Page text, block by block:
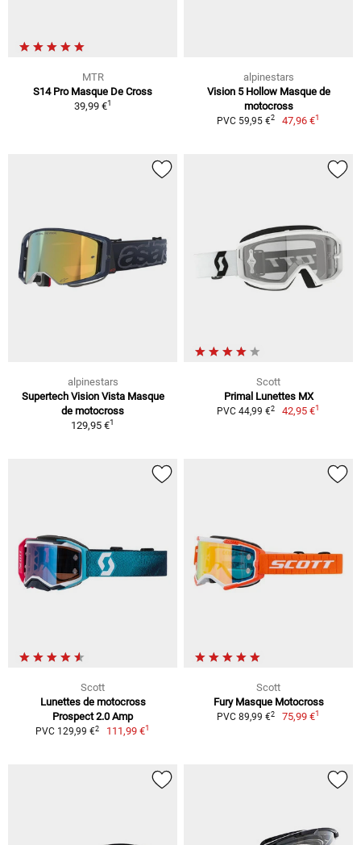
MTR
S14 Pro Masque De Cross
39,99 €1
alpinestars
Vision 5 Hollow Masque de
motocross
PVC 59,95 €2 47,96 €1
alpinestars
Supertech Vision Vista Masque
de motocross
129,95 €1
Scott
Primal Lunettes MX
PVC 44,99 €2 42,95 €1
Scott
Lunettes de motocross
Prospect 2.0 Amp
PVC 129,99 €2 111,99 €1
Scott
Fury Masque Motocross
PVC 89,99 €2 75,99 €1